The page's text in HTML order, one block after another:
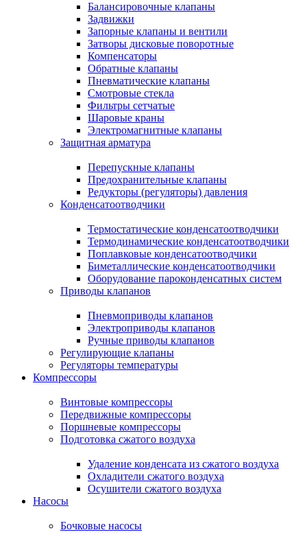
Балансировочные клапаны
Задвижки
Запорные клапаны и вентили
Затворы дисковые поворотные
Компенсаторы
Обратные клапаны
Пневматические клапаны
Смотровые стекла
Фильтры сетчатые
Шаровые краны
Электромагнитные клапаны
Защитная арматура
Перепускные клапаны
Предохранительные клапаны
Редукторы (регуляторы) давления
Конденсатоотводчики
Термостатические конденсатоотводчики
Термодинамические конденсатоотводчики
Поплавковые конденсатоотводчики
Биметаллические конденсатоотводчики
Оборудование пароконденсатных систем
Приводы клапанов
Пневмоприводы клапанов
Электроприводы клапанов
Ручные приводы клапанов
Регулирующие клапаны
Регуляторы температуры
Компрессоры
Винтовые компрессоры
Передвижные компрессоры
Поршневые компрессоры
Подготовка сжатого воздуха
Удаление конденсата из сжатого воздуха
Охладители сжатого воздуха
Осушители сжатого воздуха
Насосы
Бочковые насосы